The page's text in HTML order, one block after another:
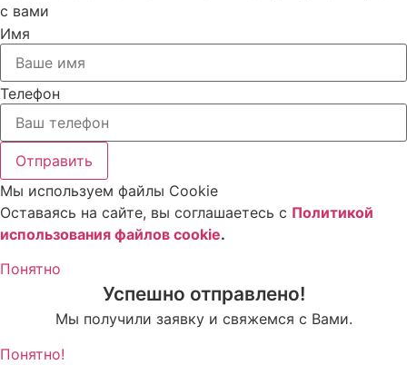
с вами
Имя
Телефон
Отправить
Мы используем файлы Cookie
Оставаясь на сайте, вы соглашаетесь c Политикой
использования файлов cookie.
Понятно
Успешно отправлено!
Мы получили заявку и свяжемся с Вами.
Понятно!